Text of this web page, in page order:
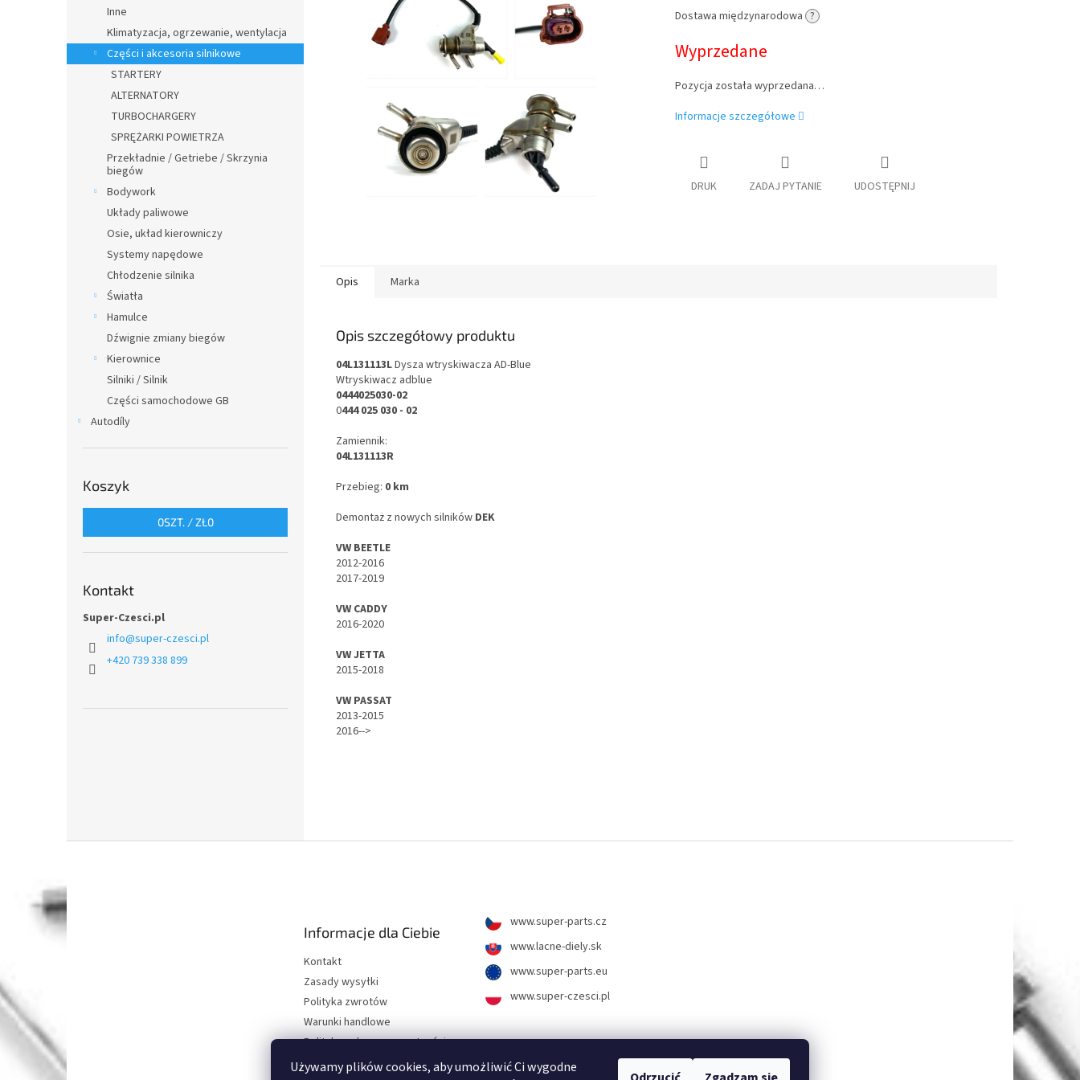
Używamy plików cookies, aby umożliwić Ci wygodne
Inne
Klimatyzacja, ogrzewanie, wentylacja
Części i akcesoria silnikowe
STARTERY
ALTERNATORY
TURBOCHARGERY
SPRĘŻARKI POWIETRZA
Przekładnie / Getriebe / Skrzynia
biegów
Bodywork
Układy paliwowe
Osie, układ kierowniczy
Systemy napędowe
Chłodzenie silnika
Światła
Hamulce
Dźwignie zmiany biegów
Kierownice
Silniki / Silnik
Części samochodowe GB
Autodíly
Koszyk
0SZT. /ZŁ0
Kontakt
Super-Czesci.pl
info@super-czesci.pl
+420 739 338 899
Cena
Dostawa międzynarodowa ?
Wyprzedane
Pozycja została wyprzedana…
Informacje szczegółowe
DRUK ZADAJ PYTANIE UDOSTĘPNIJ
Opis Marka
Opis szczegółowy produktu
04L131113LDysza wtryskiwacza AD-Blue
Wtryskiwacz adblue
0444025030-02
0444 025 030 - 02
Zamiennik:
04L131113R
Przebieg: 0 km
Demontaż z nowych silników DEK
VW BEETLE
2012-2016
2017-2019
VW CADDY
2016-2020
VW JETTA
2015-2018
VW PASSAT
2013-2015
2016-->
Informacje dla Ciebie
Kontakt
Zasady wysyłki
Polityka zwrotów
Warunki handlowe
Polityka ochrony prywatności
O nas
www.super-parts.cz
www.lacne-diely.sk
www.super-parts.eu
www.super-czesci.pl